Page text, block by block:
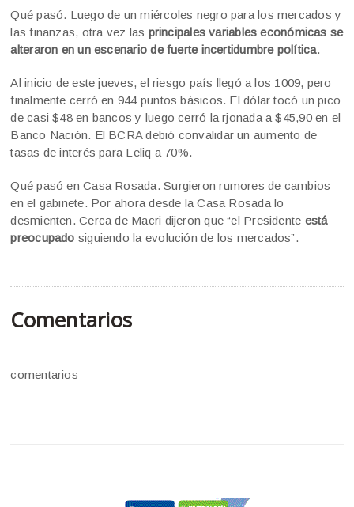
Qué pasó. Luego de un miércoles negro para los mercados y
las finanzas, otra vez las principales variables económicas se
alteraron en un escenario de fuerte incertidumbre política.
Al inicio de este jueves, el riesgo país llegó a los 1009, pero
finalmente cerró en 944 puntos básicos. El dólar tocó un pico
de casi $48 en bancos y luego cerró la rjonada a $45,90 en el
Banco Nación. El BCRA debió convalidar un aumento de
tasas de interés para Leliq a 70%.
Qué pasó en Casa Rosada. Surgieron rumores de cambios
en el gabinete. Por ahora desde la Casa Rosada lo
desmienten. Cerca de Macri dijeron que “el Presidente está
preocupado siguiendo la evolución de los mercados”.
Comentarios
comentarios